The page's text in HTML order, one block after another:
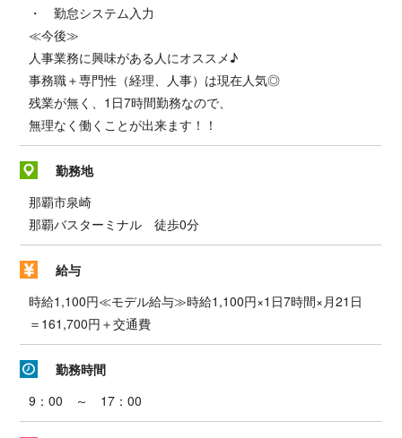
・ 勤怠システム入力
≪今後≫
人事業務に興味がある人にオススメ♪
事務職＋専門性（経理、人事）は現在人気◎
残業が無く、1日7時間勤務なので、
無理なく働くことが出来ます！！
勤務地
那覇市泉崎
那覇バスターミナル 徒歩0分
給与
時給1,100円≪モデル給与≫時給1,100円×1日7時間×月21日
＝161,700円＋交通費
勤務時間
9：00 ～ 17：00